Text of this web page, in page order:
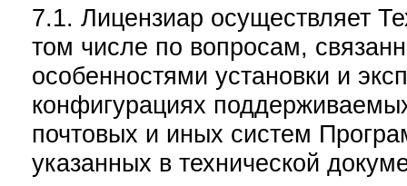
7.1. Лицензиар осуществляет
том числе по вопросам,
особенностями установки и
конфигурациях
почтовых и иных систем
указанных в технической